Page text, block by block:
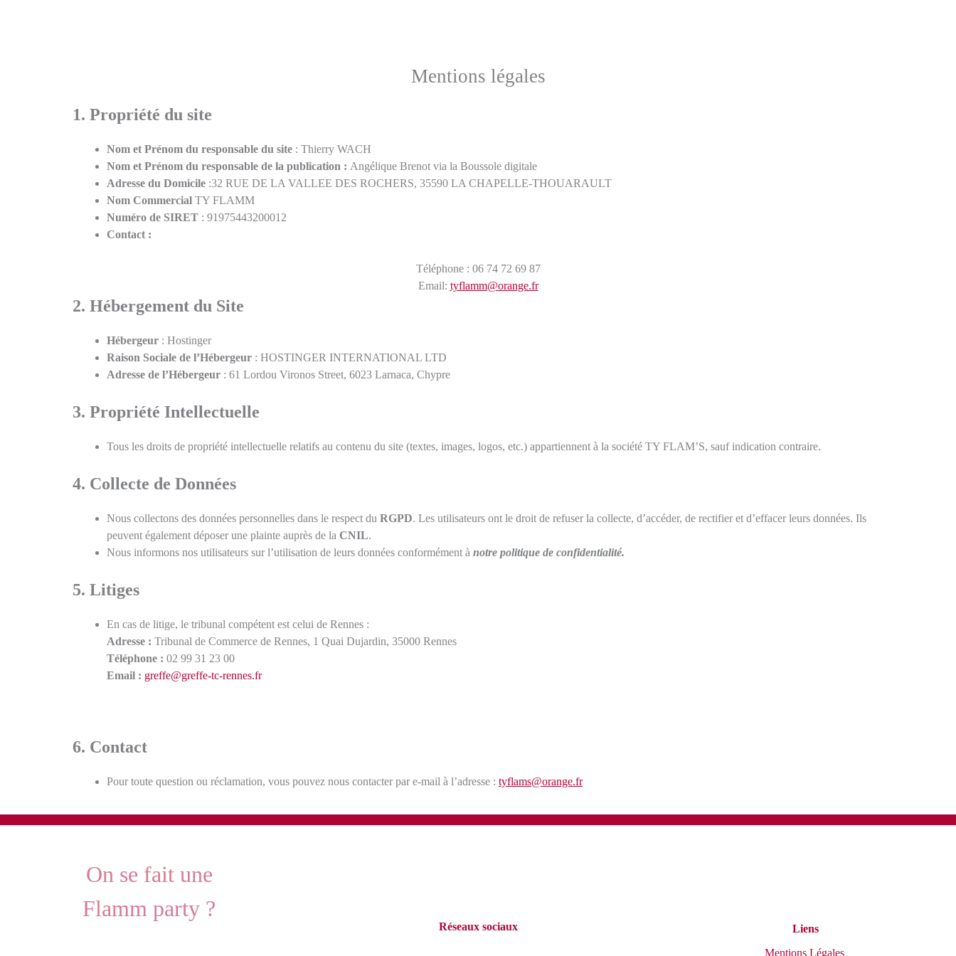
Mentions légales
1. Propriété du site
Nom et Prénom du responsable du site : Thierry WACH
Nom et Prénom du responsable de la publication : Angélique Brenot via la Boussole digitale
Adresse du Domicile :32 RUE DE LA VALLEE DES ROCHERS, 35590 LA CHAPELLE-THOUARAULT
Nom Commercial TY FLAMM
Numéro de SIRET : 91975443200012
Contact :
Téléphone : 06 74 72 69 87
Email: tyflamm@orange.fr
2. Hébergement du Site
Hébergeur : Hostinger
Raison Sociale de l’Hébergeur : HOSTINGER INTERNATIONAL LTD
Adresse de l’Hébergeur : 61 Lordou Vironos Street, 6023 Larnaca, Chypre
3. Propriété Intellectuelle
Tous les droits de propriété intellectuelle relatifs au contenu du site (textes, images, logos, etc.) appartiennent à la société TY FLAM’S, sauf indication contraire.
4. Collecte de Données
Nous collectons des données personnelles dans le respect du RGPD. Les utilisateurs ont le droit de refuser la collecte, d’accéder, de rectifier et d’effacer leurs données. Ils
peuvent également déposer une plainte auprès de la CNIL.
Nous informons nos utilisateurs sur l’utilisation de leurs données conformément à notre politique de confidentialité.
5. Litiges
En cas de litige, le tribunal compétent est celui de Rennes :
Adresse : Tribunal de Commerce de Rennes, 1 Quai Dujardin, 35000 Rennes
Téléphone : 02 99 31 23 00
Email : greffe@greffe-tc-rennes.fr
6. Contact
Pour toute question ou réclamation, vous pouvez nous contacter par e-mail à l’adresse : tyflams@orange.fr
On se fait une
Flamm party ?
Réseaux sociaux
Liens
Mentions Légales